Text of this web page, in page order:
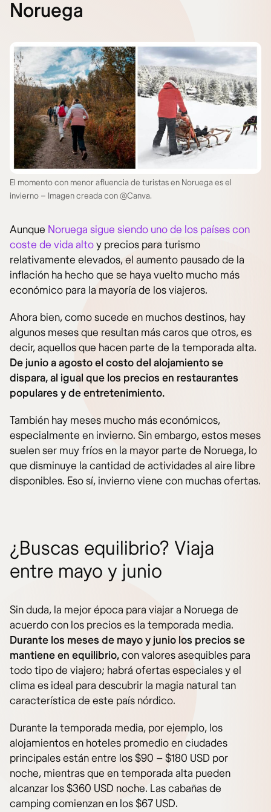
Noruega
El momento con menor afluencia de turistas en Noruega es el
invierno – Imagen creada con @Canva.
Aunque Noruega sigue siendo uno de los países con
coste de vida altoy precios para turismo
relativamente elevados, el aumento pausado de la
inflación ha hecho que se haya vuelto mucho más
económico para la mayoría de los viajeros.
Ahora bien, como sucede en muchos destinos, hay
algunos meses que resultan más caros que otros, es
decir, aquellos que hacen parte de la temporada alta.
De junio a agosto el costo del alojamiento se
dispara, al igual que los precios en restaurantes
populares y de entretenimiento.
También hay meses mucho más económicos,
especialmente en invierno. Sin embargo, estos meses
suelen ser muy fríos en la mayor parte de Noruega, lo
que disminuye la cantidad de actividades al aire libre
disponibles. Eso sí, invierno viene con muchas ofertas.
¿Buscas equilibrio? Viaja
entre mayo y junio
Sin duda, la mejor época para viajar a Noruega de
acuerdo con los precios es la temporada media.
Durante los meses de mayo y junio los precios se
mantiene en equilibrio,con valores asequibles para
todo tipo de viajero; habrá ofertas especiales y el
clima es ideal para descubrir la magia natural tan
característica de este país nórdico.
Durante la temporada media, por ejemplo, los
alojamientos en hoteles promedio en ciudades
principales están entre los $90 – $180 USD por
noche, mientras que en temporada alta pueden
alcanzar los $360 USD noche. Las cabañas de
camping comienzan en los $67 USD.